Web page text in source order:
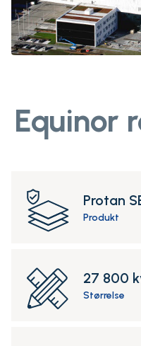
Equinor
Protan
Produkt
27 800
Størrelse